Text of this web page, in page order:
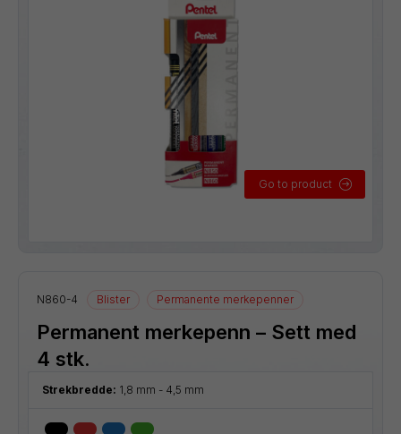
Go to product
N860-4 Blister Permanente merkepenner
Permanent merkepenn – Sett med
4 stk.
Strekbredde: 1,8 mm - 4,5 mm